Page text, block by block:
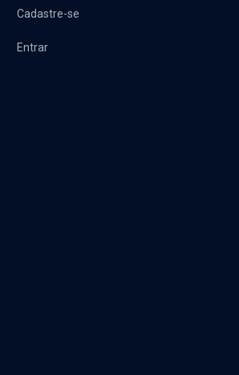
Cadastre-se
Entrar